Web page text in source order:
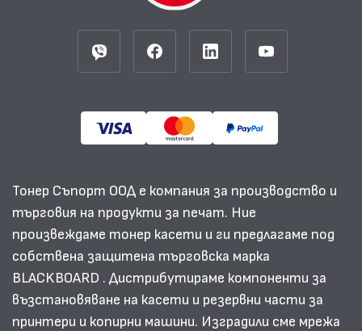
Тонер Съпорт ООД е компания за производство и
търговия на продукти за печат. Ние
произвеждаме тонер касети и ги предлагаме под
собствена защитена търговска марка
BLACKBOARD . Дистрибутираме компоненти за
възстановяване на касети и резервни части за
принтери и копирни машини. Изградили сме мрежа